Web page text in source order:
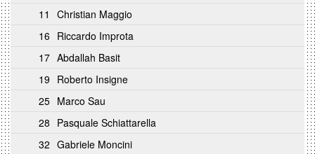
11
Christian Maggio
16 Riccardo Improta
17 Abdallah Basit
19 Roberto Insigne
25 Marco Sau
28 Pasquale Schiattarella
32 Gabriele Moncini